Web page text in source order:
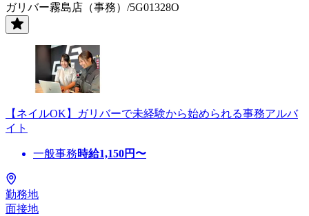
ガリバー霧島店（事務）/5G01328O
【ネイルOK】ガリバーで未経験から始められる事務アルバ
イト
一般事務時給1,150円〜
勤務地
面接地